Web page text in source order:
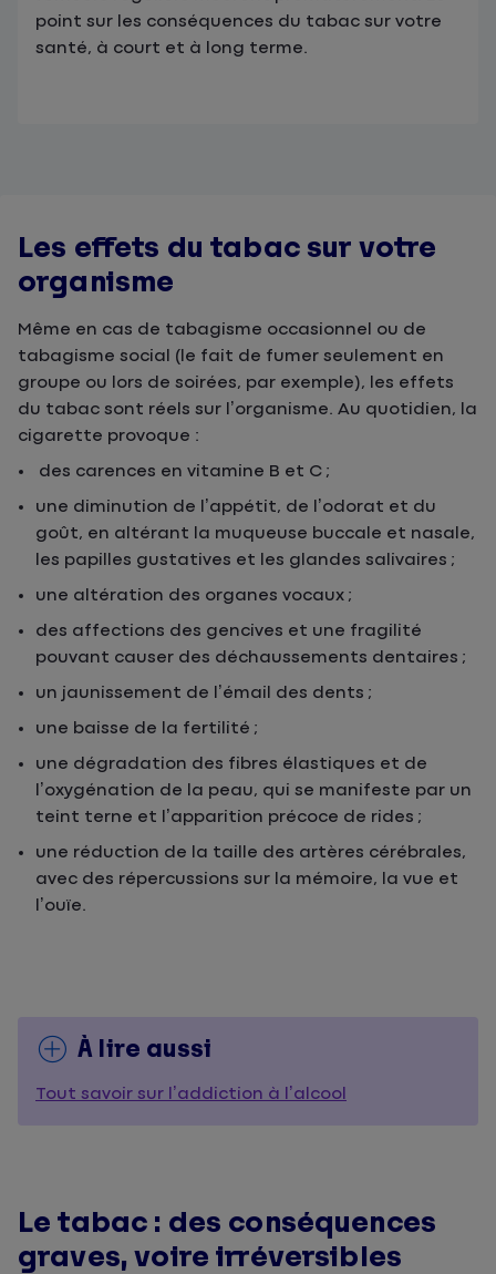
point sur les conséquences du tabac sur votre
santé, à court et à long terme.
Les effets du tabac sur votre
organisme
Même en cas de tabagisme occasionnel ou de
tabagisme social (le fait de fumer seulement en
groupe ou lors de soirées, par exemple), les effets
du tabac sont réels sur l’organisme. Au quotidien, la
cigarette provoque :
des carences en vitamine B et C ;
une diminution de l’appétit, de l’odorat et du
goût, en altérant la muqueuse buccale et nasale,
les papilles gustatives et les glandes salivaires ;
une altération des organes vocaux ;
des affections des gencives et une fragilité
pouvant causer des déchaussements dentaires ;
un jaunissement de l’émail des dents ;
une baisse de la fertilité ;
une dégradation des fibres élastiques et de
l’oxygénation de la peau, qui se manifeste par un
teint terne et l’apparition précoce de rides ;
une réduction de la taille des artères cérébrales,
avec des répercussions sur la mémoire, la vue et
l’ouïe.
À lire aussi
Tout savoir sur l’addiction à l’alcool
Le tabac : des conséquences
graves, voire irréversibles